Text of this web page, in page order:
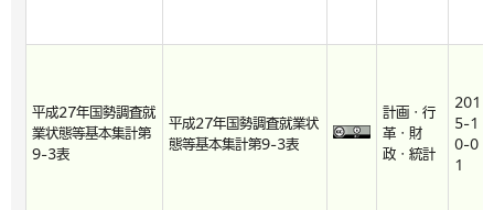
平成27年国勢調査就
業状態等基本集計第
9-3表
平成27年国勢調査就業状
態等基本集計第9-3表
計画・行
革・財
政・統計
201
5-1
0-0
1